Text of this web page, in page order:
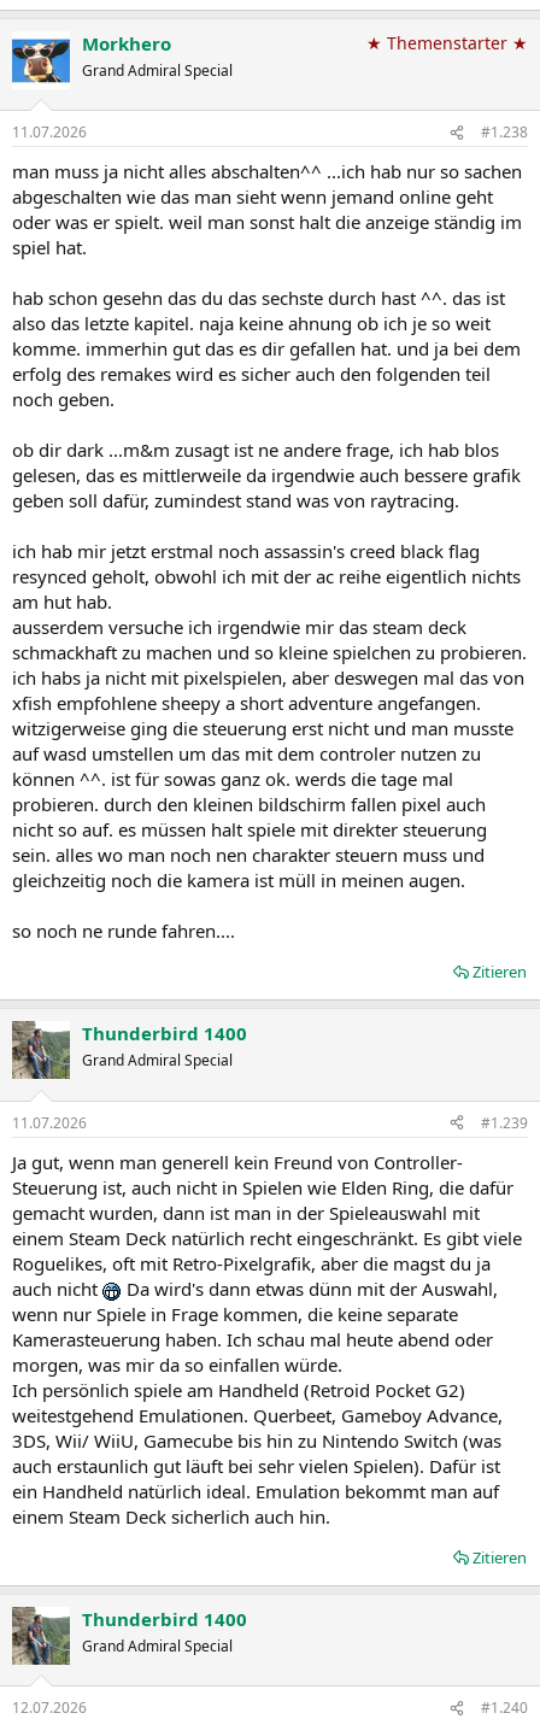
e
k
t
i
e
:
Morkhero
Grand Admiral Special
★ Themenstarter ★
11.07.2026 #1.238
man muss ja nicht alles abschalten^^ ...ich hab nur so sachen
abgeschalten wie das man sieht wenn jemand online geht
oder was er spielt. weil man sonst halt die anzeige ständig im
spiel hat.
hab schon gesehn das du das sechste durch hast ^^. das ist
also das letzte kapitel. naja keine ahnung ob ich je so weit
komme. immerhin gut das es dir gefallen hat. und ja bei dem
erfolg des remakes wird es sicher auch den folgenden teil
noch geben.
ob dir dark ...m&m zusagt ist ne andere frage, ich hab blos
gelesen, das es mittlerweile da irgendwie auch bessere grafik
geben soll dafür, zumindest stand was von raytracing.
ich hab mir jetzt erstmal noch assassin's creed black flag
resynced geholt, obwohl ich mit der ac reihe eigentlich nichts
am hut hab.
ausserdem versuche ich irgendwie mir das steam deck
schmackhaft zu machen und so kleine spielchen zu probieren.
ich habs ja nicht mit pixelspielen, aber deswegen mal das von
xfish empfohlene sheepy a short adventure angefangen.
witzigerweise ging die steuerung erst nicht und man musste
auf wasd umstellen um das mit dem controler nutzen zu
können ^^. ist für sowas ganz ok. werds die tage mal
probieren. durch den kleinen bildschirm fallen pixel auch
nicht so auf. es müssen halt spiele mit direkter steuerung
sein. alles wo man noch nen charakter steuern muss und
gleichzeitig noch die kamera ist müll in meinen augen.
so noch ne runde fahren....
Zitieren
Thunderbird 1400
Grand Admiral Special
11.07.2026 #1.239
Ja gut, wenn man generell kein Freund von Controller-
Steuerung ist, auch nicht in Spielen wie Elden Ring, die dafür
gemacht wurden, dann ist man in der Spieleauswahl mit
einem Steam Deck natürlich recht eingeschränkt. Es gibt viele
Roguelikes, oft mit Retro-Pixelgrafik, aber die magst du ja
auch nicht
Da wird's dann etwas dünn mit der Auswahl,
wenn nur Spiele in Frage kommen, die keine separate
Kamerasteuerung haben. Ich schau mal heute abend oder
morgen, was mir da so einfallen würde.
Ich persönlich spiele am Handheld (Retroid Pocket G2)
weitestgehend Emulationen. Querbeet, Gameboy Advance,
3DS, Wii/ WiiU, Gamecube bis hin zu Nintendo Switch (was
auch erstaunlich gut läuft bei sehr vielen Spielen). Dafür ist
ein Handheld natürlich ideal. Emulation bekommt man auf
einem Steam Deck sicherlich auch hin.
Zitieren
Thunderbird 1400
Grand Admiral Special
12.07.2026 #1.240